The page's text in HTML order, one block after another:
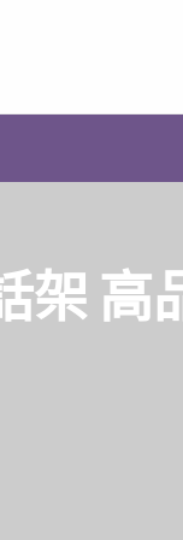
架 高